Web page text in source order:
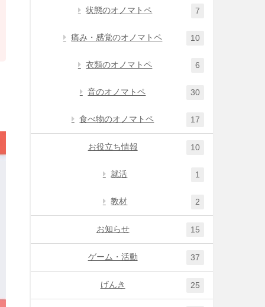
状態のオノマトペ 7
痛み・感覚のオノマトペ 10
衣類のオノマトペ 6
音のオノマトペ 30
食べ物のオノマトペ 17
お役立ち情報 10
就活 1
教材 2
お知らせ 15
ゲーム・活動 37
げんき 25